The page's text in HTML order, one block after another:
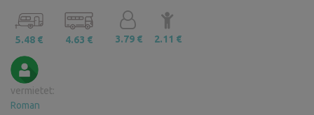
5.48 € 4.63 € 3.79 € 2.11 €
vermietet:
Roman